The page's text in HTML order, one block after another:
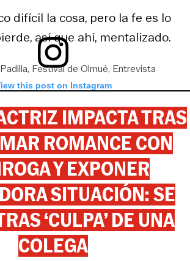
this post on Instagram
difícil la cosa, pero la fe es lo
así que ahí, mentalizado.
Festival de Olmué Entrevista
IMPACTA TRAS
ROMANCE CON
Y EXPONER
SITUACIÓN: SE
‘CULPA’ DE UNA
COLEGA